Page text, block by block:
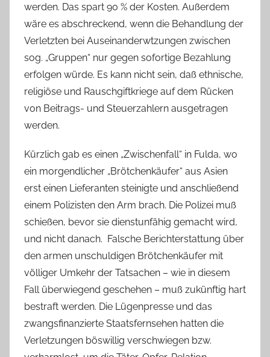
werden. Das spart 90 % der Kosten. Außerdem
wäre es abschreckend, wenn die Behandlung der
Verletzten bei Auseinanderwtzungen zwischen
sog. „Gruppen“ nur gegen sofortige Bezahlung
erfolgen würde. Es kann nicht sein, daß ethnische,
religiöse und Rauschgiftkriege auf dem Rücken
von Beitrags- und Steuerzahlern ausgetragen
werden.
Kürzlich gab es einen „Zwischenfall“ in Fulda, wo
ein morgendlicher „Brötchenkäufer“ aus Asien
erst einen Lieferanten steinigte und anschließend
einem Polizisten den Arm brach. Die Polizei muß
schießen, bevor sie dienstunfähig gemacht wird,
und nicht danach. Falsche Berichterstattung über
den armen unschuldigen Brötchenkäufer mit
völliger Umkehr der Tatsachen – wie in diesem
Fall überwiegend geschehen – muß zukünftig hart
bestraft werden. Die Lügenpresse und das
zwangsfinanzierte Staatsfernsehen hatten die
Verletzungen böswillig verschwiegen bzw.